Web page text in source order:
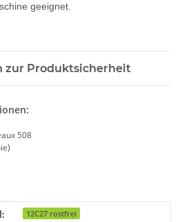
geeignet.
zur Produktsicherheit
508
12C27 rostfrei